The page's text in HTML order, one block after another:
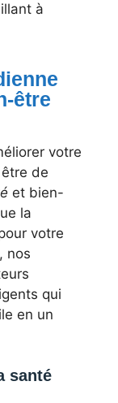
à
être
votre
de
et bien-
la
votre
nos
qui
en un
santé